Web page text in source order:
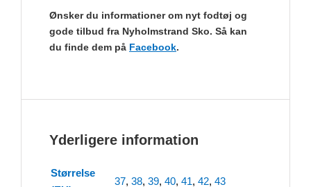
Ønsker du informationer om nyt fodtøj og
gode tilbud fra Nyholmstrand Sko. Så kan
du finde dem på Facebook.
Yderligere information
Størrelse
37, 38, 39, 40, 41, 42, 43